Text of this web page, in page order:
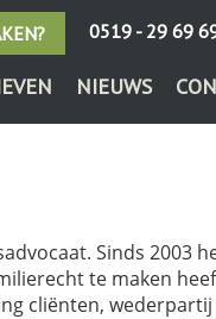
0519 - 29 69
NIEUWS
Sinds 2003
te maken
cliënten, wederpartij